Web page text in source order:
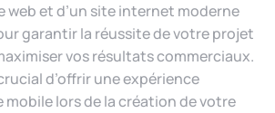
web et d’un site internet moderne
garantir la réussite de votre projet
vos résultats commerciaux.
d’offrir une expérience
lors de la création de votre